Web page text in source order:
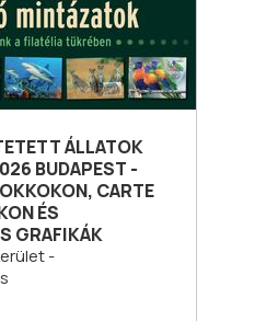
ÁLLATOK
BUDAPEST -
CARTE
ÉS
GRAFIKÁK
-